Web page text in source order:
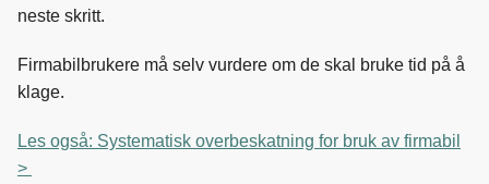
neste skritt.
Firmabilbrukere må selv vurdere om de skal bruke tid på å
klage.
Les også: Systematisk overbeskatning for bruk av firmabil
>